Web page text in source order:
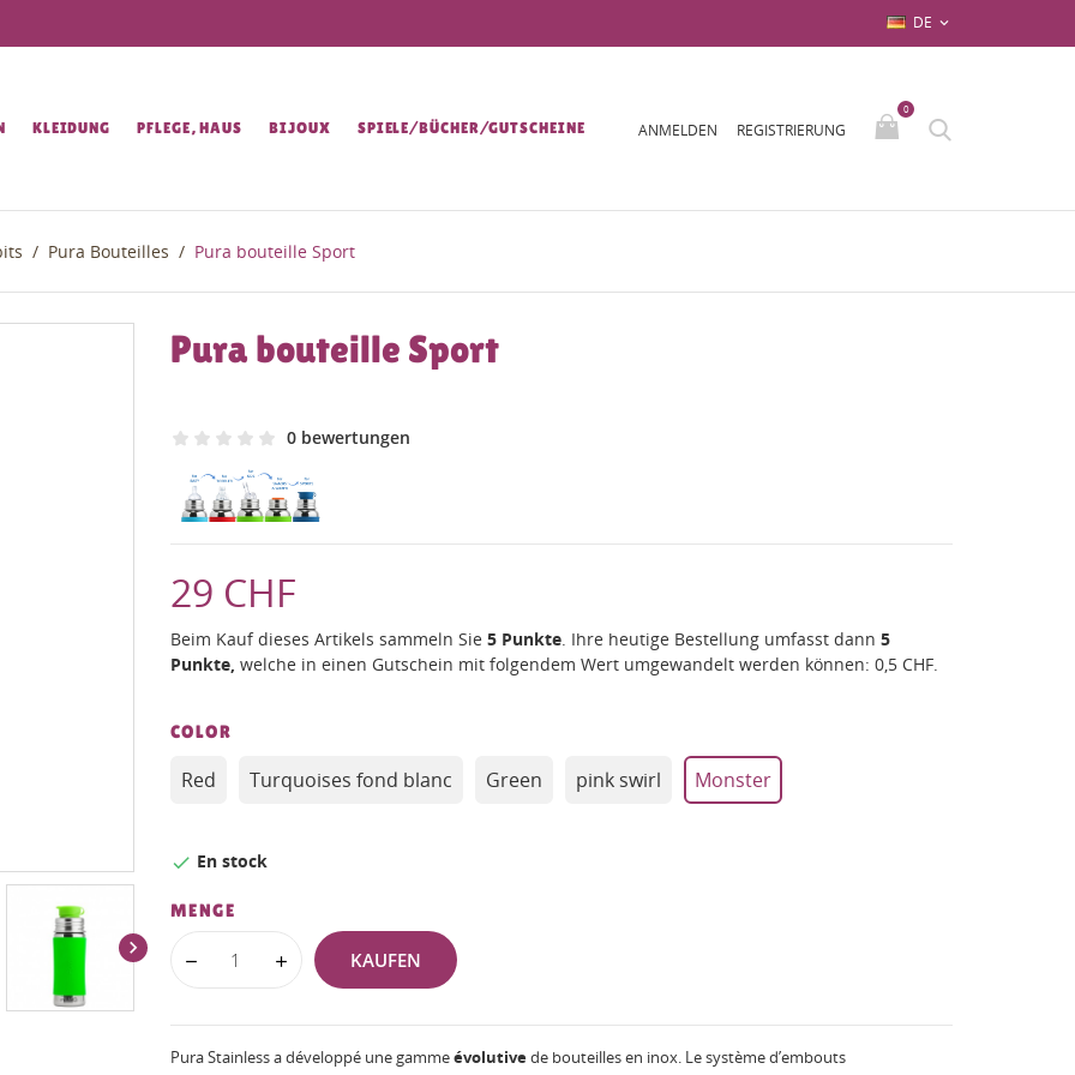
DE 
KLEIDUNG PFLEGE, HAUS BIJOUX SPIELE/BÜCHER/GUTSCHEINE ANMELDEN REGISTRIERUNG
0
Pura Bouteilles Pura bouteille Sport

Pura bouteille Sport
0 bewertungen
29 CHF
Beim Kauf dieses Artikels sammeln Sie 5Punkte. Ihre heutige Bestellung umfasst dann 5
Punkte, welche in einen Gutschein mit folgendem Wert umgewandelt werden können: 0,5 CHF.
COLOR
Red Turquoises fond blanc Green pink swirl Monster
 En stock
MENGE
KAUFEN
Pura Stainless a développé une gammeévolutivede bouteilles en inox. Le système d’embouts